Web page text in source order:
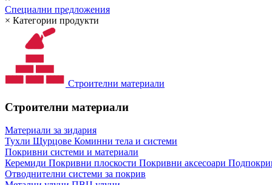
Специални предложения
× Категории продукти
Строителни материали
Строителни материали
Материали за зидария
Тухли Щурцове Коминни тела и системи
Покривни системи и материали
Керемиди Покривни плоскости Покривни аксесоари
Отводнителни системи за покрив